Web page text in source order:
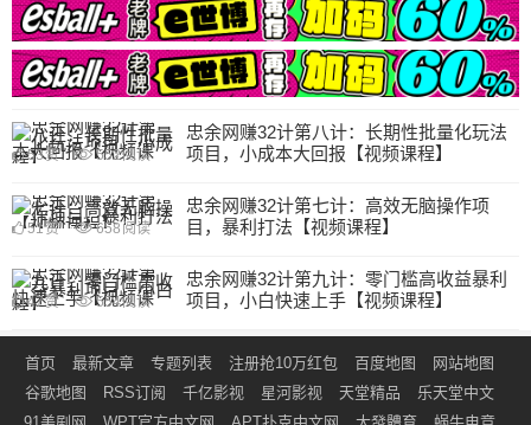
忠余网赚32计第八计：长期性批量化玩法
项目，小成本大回报【视频课程】
53赞 552阅读
忠余网赚32计第七计：高效无脑操作项
目，暴利打法【视频课程】
51赞 658 阅读
忠余网赚32计第九计：零门槛高收益暴利
项目，小白快速上手【视频课程】
47赞 554阅读
首页 最新文章 专题列表 注册抢10万红包 百度地图
网站地图
谷歌地图
RSS订阅 千亿影视 星河影视 天堂精品
乐天堂中文